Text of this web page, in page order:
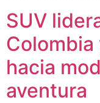
SUV
Colombia
hacia
aventura